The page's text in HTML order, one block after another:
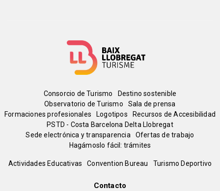
Menú
del
pie
Consorcio de Turismo
Destino sostenible
Observatorio de Turismo
Sala de prensa
Formaciones profesionales
Logotipos
Recursos de Accesibilidad
PSTD - Costa Barcelona Delta Llobregat
Sede electrónica y transparencia
Ofertas de trabajo
Hagámoslo fácil: trámites
Peu
Actividades Educativas Convention Bureau Turismo Deportivo
Contacto